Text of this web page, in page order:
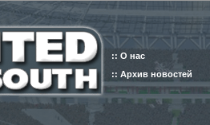
:: О нас
:: Архив новостей